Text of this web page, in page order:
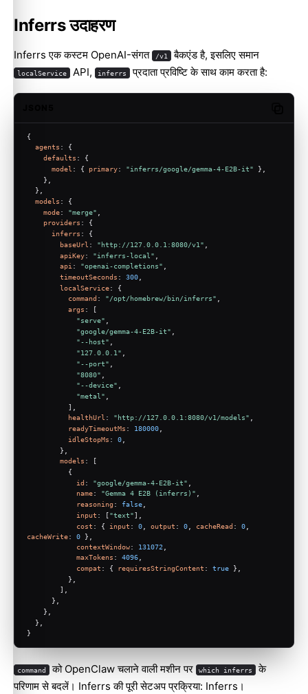
Inferrs उदाहरण
Inferrs एक कस्टम OpenAI-संगत /v1 बैकएंड है, इसलिए समान
localService API, inferrs प्रदाता प्रविष्टि के साथ काम करता है:
{
agents : {
defaults : {
model : { primary: "inferrs/google/gemma-4-E2B-it" },
    },
  },
models : {
mode: "merge"
providers : {
inferrs : {
baseUrl : "http://127.0.0.1:8080/v1"
apiKey: "inferrs-local"
api : "openai-completions"
timeoutSeconds : 300
localService: {
command : "/opt/homebrew/bin/inferrs" ,
args : [
"serve"
"google/gemma-4-E2B-it"
"--host"
"127.0.0.1"
"--port"
"8080"
"--device"
"metal"
          ],
healthUrl : "http://127.0.0.1:8080/v1/models"
readyTimeoutMs : 180000
idleStopMs : 0
        },
models : [
          {
id : "google/gemma-4-E2B-it"
name: "Gemma 4 E2B (inferrs)" ,
reasoning : false
input : ["text"],
cost : { input : 0 output : 0 cacheRead : 0
cacheWrite: 0 },
contextWindow: 131072
maxTokens : 4096
compat : { requiresStringContent : true },
          },
        ],
      },
    },
  },
}
command को OpenClaw चलाने वाली मशीन पर which inferrs
के
परिणाम से बदलें। Inferrs की पूरी सेटअप प्रक्रिया: Inferrs ।